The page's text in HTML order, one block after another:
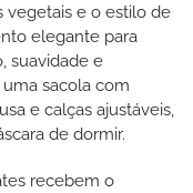
vegetais e o estilo de
elegante para
suavidade e
sacola com
e calças ajustáveis,
de dormir.
recebem o